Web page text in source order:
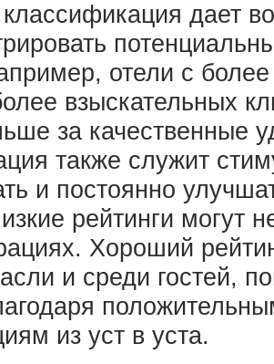
дает
отели с
взыскательных
за качественные
также служит
и постоянно
рейтинги могут
Хороший
и среди гостей,
из уст в уста.